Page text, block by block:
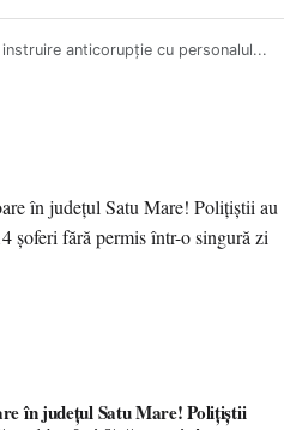
anticorupție cu personalul...
în județul Satu Mare! Polițiștii